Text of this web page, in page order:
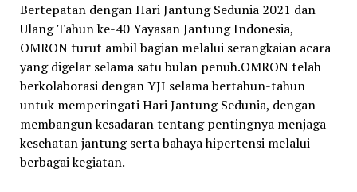
Bertepatan dengan Hari Jantung Sedunia 2021 dan
Ulang Tahun ke-40 Yayasan Jantung Indonesia,
OMRON turut ambil bagian melalui serangkaian acara
yang digelar selama satu bulan penuh.OMRON telah
berkolaborasi dengan YJI selama bertahun-tahun
untuk memperingati Hari Jantung Sedunia, dengan
membangun kesadaran tentang pentingnya menjaga
kesehatan jantung serta bahaya hipertensi melalui
berbagai kegiatan.